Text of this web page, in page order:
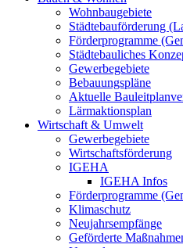
Wohnbaugebiete
Städtebauförderung
Förderprogramme
Städtebauliches
Gewerbegebiete
Bebauungspläne
Aktuelle
Lärmaktionsplan
Wirtschaft & Umwelt
Gewerbegebiete
Wirtschaftsförderung
IGEHA
IGEHA Infos
Förderprogramme
Klimaschutz
Neujahrsempfänge
Geförderte